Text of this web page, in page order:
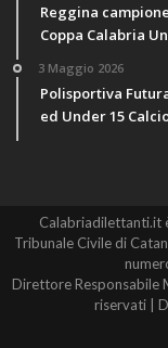
Reggina
Coppa Calabria
3 Maggio 2026
Polisportiva
ed Under 15
Calabriadilettanti.it
Tribunale Civile di
Direttore
riservati |